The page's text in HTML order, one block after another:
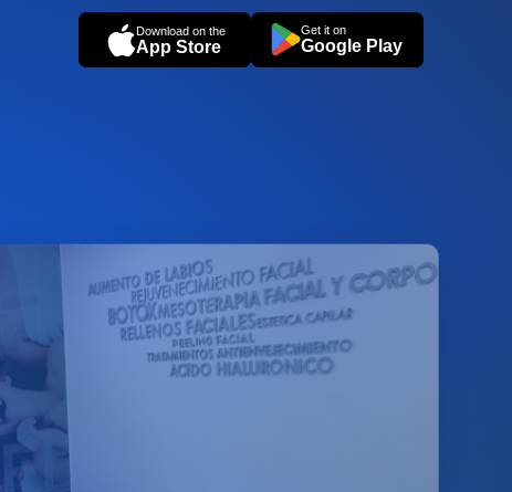
Download on the
App Store
Get it on
Google Play